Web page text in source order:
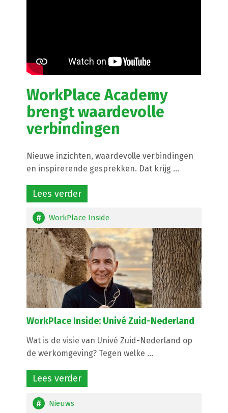
WorkPlace Academy
brengt waardevolle
verbindingen
Nieuwe inzichten, waardevolle verbindingen
en inspirerende gesprekken. Dat krijg ...
Lees verder
WorkPlace Inside
WorkPlace Inside: Univé Zuid-Nederland
Wat is de visie van Univé Zuid-Nederland op
de werkomgeving? Tegen welke ...
Lees verder
Nieuws